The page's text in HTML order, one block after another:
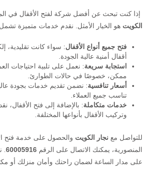
إذا كنت تبحث عن أفضل شركة لفتح الأقفال في
الكويت هو الخيار الأمثل. نقدم خدمات متميزة
فتح جميع أنواع الأقفال: سواء كانت تقليدية،
أقفال أمنية عالية الجودة.
استجابة سريعة: نعمل على تلبية احتياجات
ممكن، خصوصًا في حالات الطوارئ.
أسعار تنافسية: نضمن تقديم خدمات بجودة
تناسب جميع العملاء.
خدمات متكاملة: بالإضافة إلى فتح الأقفال،
وتركيب الأقفال بأنواعها المختلفة.
للتواصل مع نجار الكويت والحصول على خدمة فتح
المنصورية، يمكنك الاتصال على الرقم 60005916
على مدار الساعة لضمان راحتك وأمان منزلك أو